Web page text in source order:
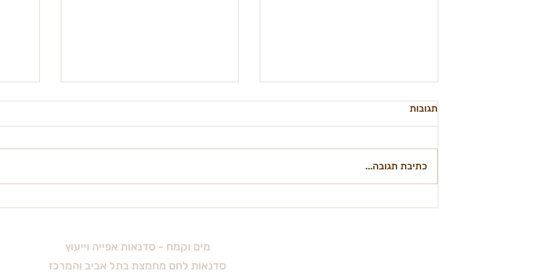
סירחתון
תגובות
כתיבת תגובה...
מים וקמח - סדנאות אפייה וייעוץ
סדנאות לחם מחמצת בתל אביב והמרכז